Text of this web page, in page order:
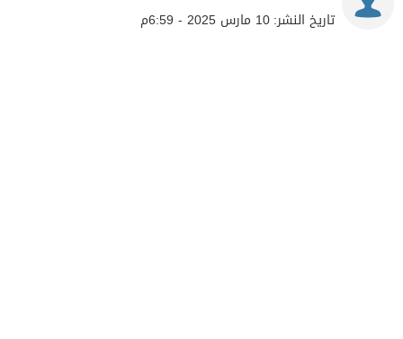
تاريخ النشر:10 مارس 2025 - 6:59م